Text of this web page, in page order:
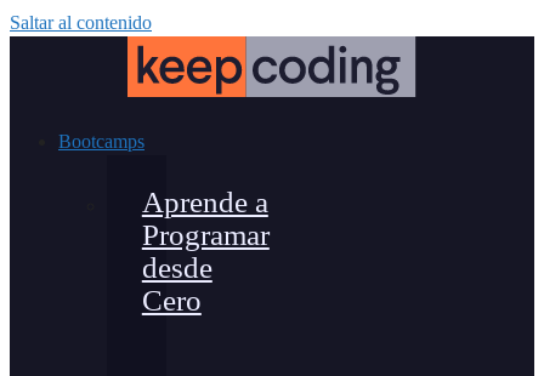
Saltar al contenido
Bootcamps
Aprende a
Programar
desde
Cero